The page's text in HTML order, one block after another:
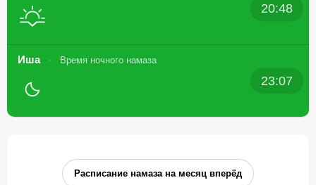
20:48
Иша Время ночного намаза
23:07
Расписание намаза на месяц вперёд